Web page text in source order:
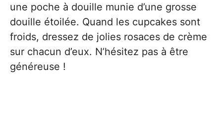
une poche à douille munie d’une grosse
douille étoilée. Quand les cupcakes sont
froids, dressez de jolies rosaces de crème
sur chacun d’eux. N’hésitez pas à être
généreuse !